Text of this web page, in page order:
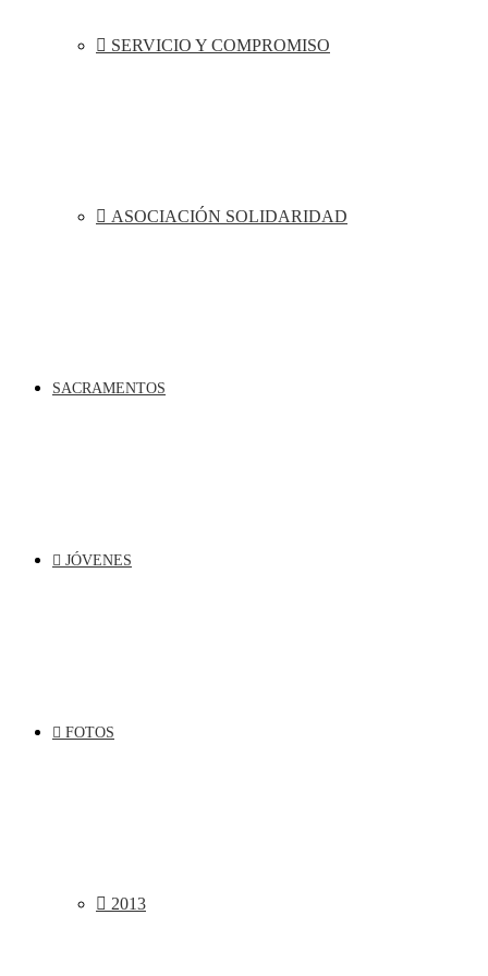
SERVICIO Y COMPROMISO
ASOCIACIÓN SOLIDARIDAD
SACRAMENTOS
JÓVENES
FOTOS
2013